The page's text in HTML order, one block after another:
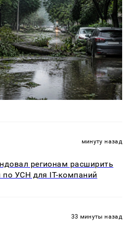
минуту назад
регионам расширить
по УСН для IT-компаний
33 минуты назад